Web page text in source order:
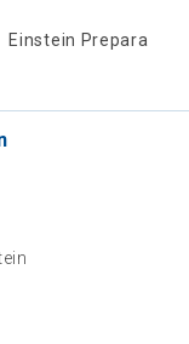
Einstein Prepara